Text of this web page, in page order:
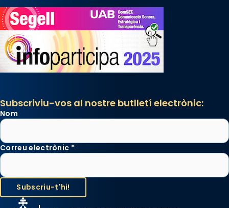
Subscriviu-vos al nostre butlletí electrònic:
Nom
Correu electrònic *